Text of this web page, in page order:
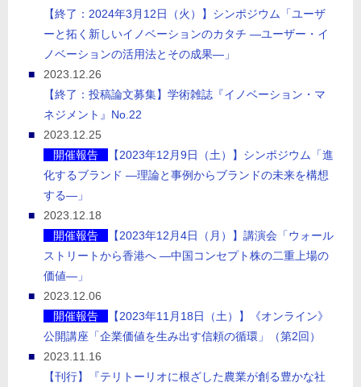
【終了：2024年3月12日（火）】シンポジウム「ユーザ
ーと拓く新しいイノベーションのカタチ ―ユーザー・イ
ノベーションの活用法とその成果―」
2023.12.26
【終了：投稿論文募集】学術雑誌『イノベーション・マ
ネジメント』No.22
2023.12.25
開催報告
【2023年12月9日（土）】シンポジウム「進
化するブランド ―理論と事例からブランドの未来を構想
する―」
2023.12.18
開催報告
【2023年12月4日（月）】講演会「ウォール
ストリートから香港へ ―中国コンセプト株の二重上場の
価値―」
2023.12.06
開催報告
【2023年11月18日（土）】《オンライン》
公開講座「企業価値を生み出す信頼の循環」（第2回）
2023.11.16
【刊行】『テリトーリオに根ざした農業が創る豊かな社